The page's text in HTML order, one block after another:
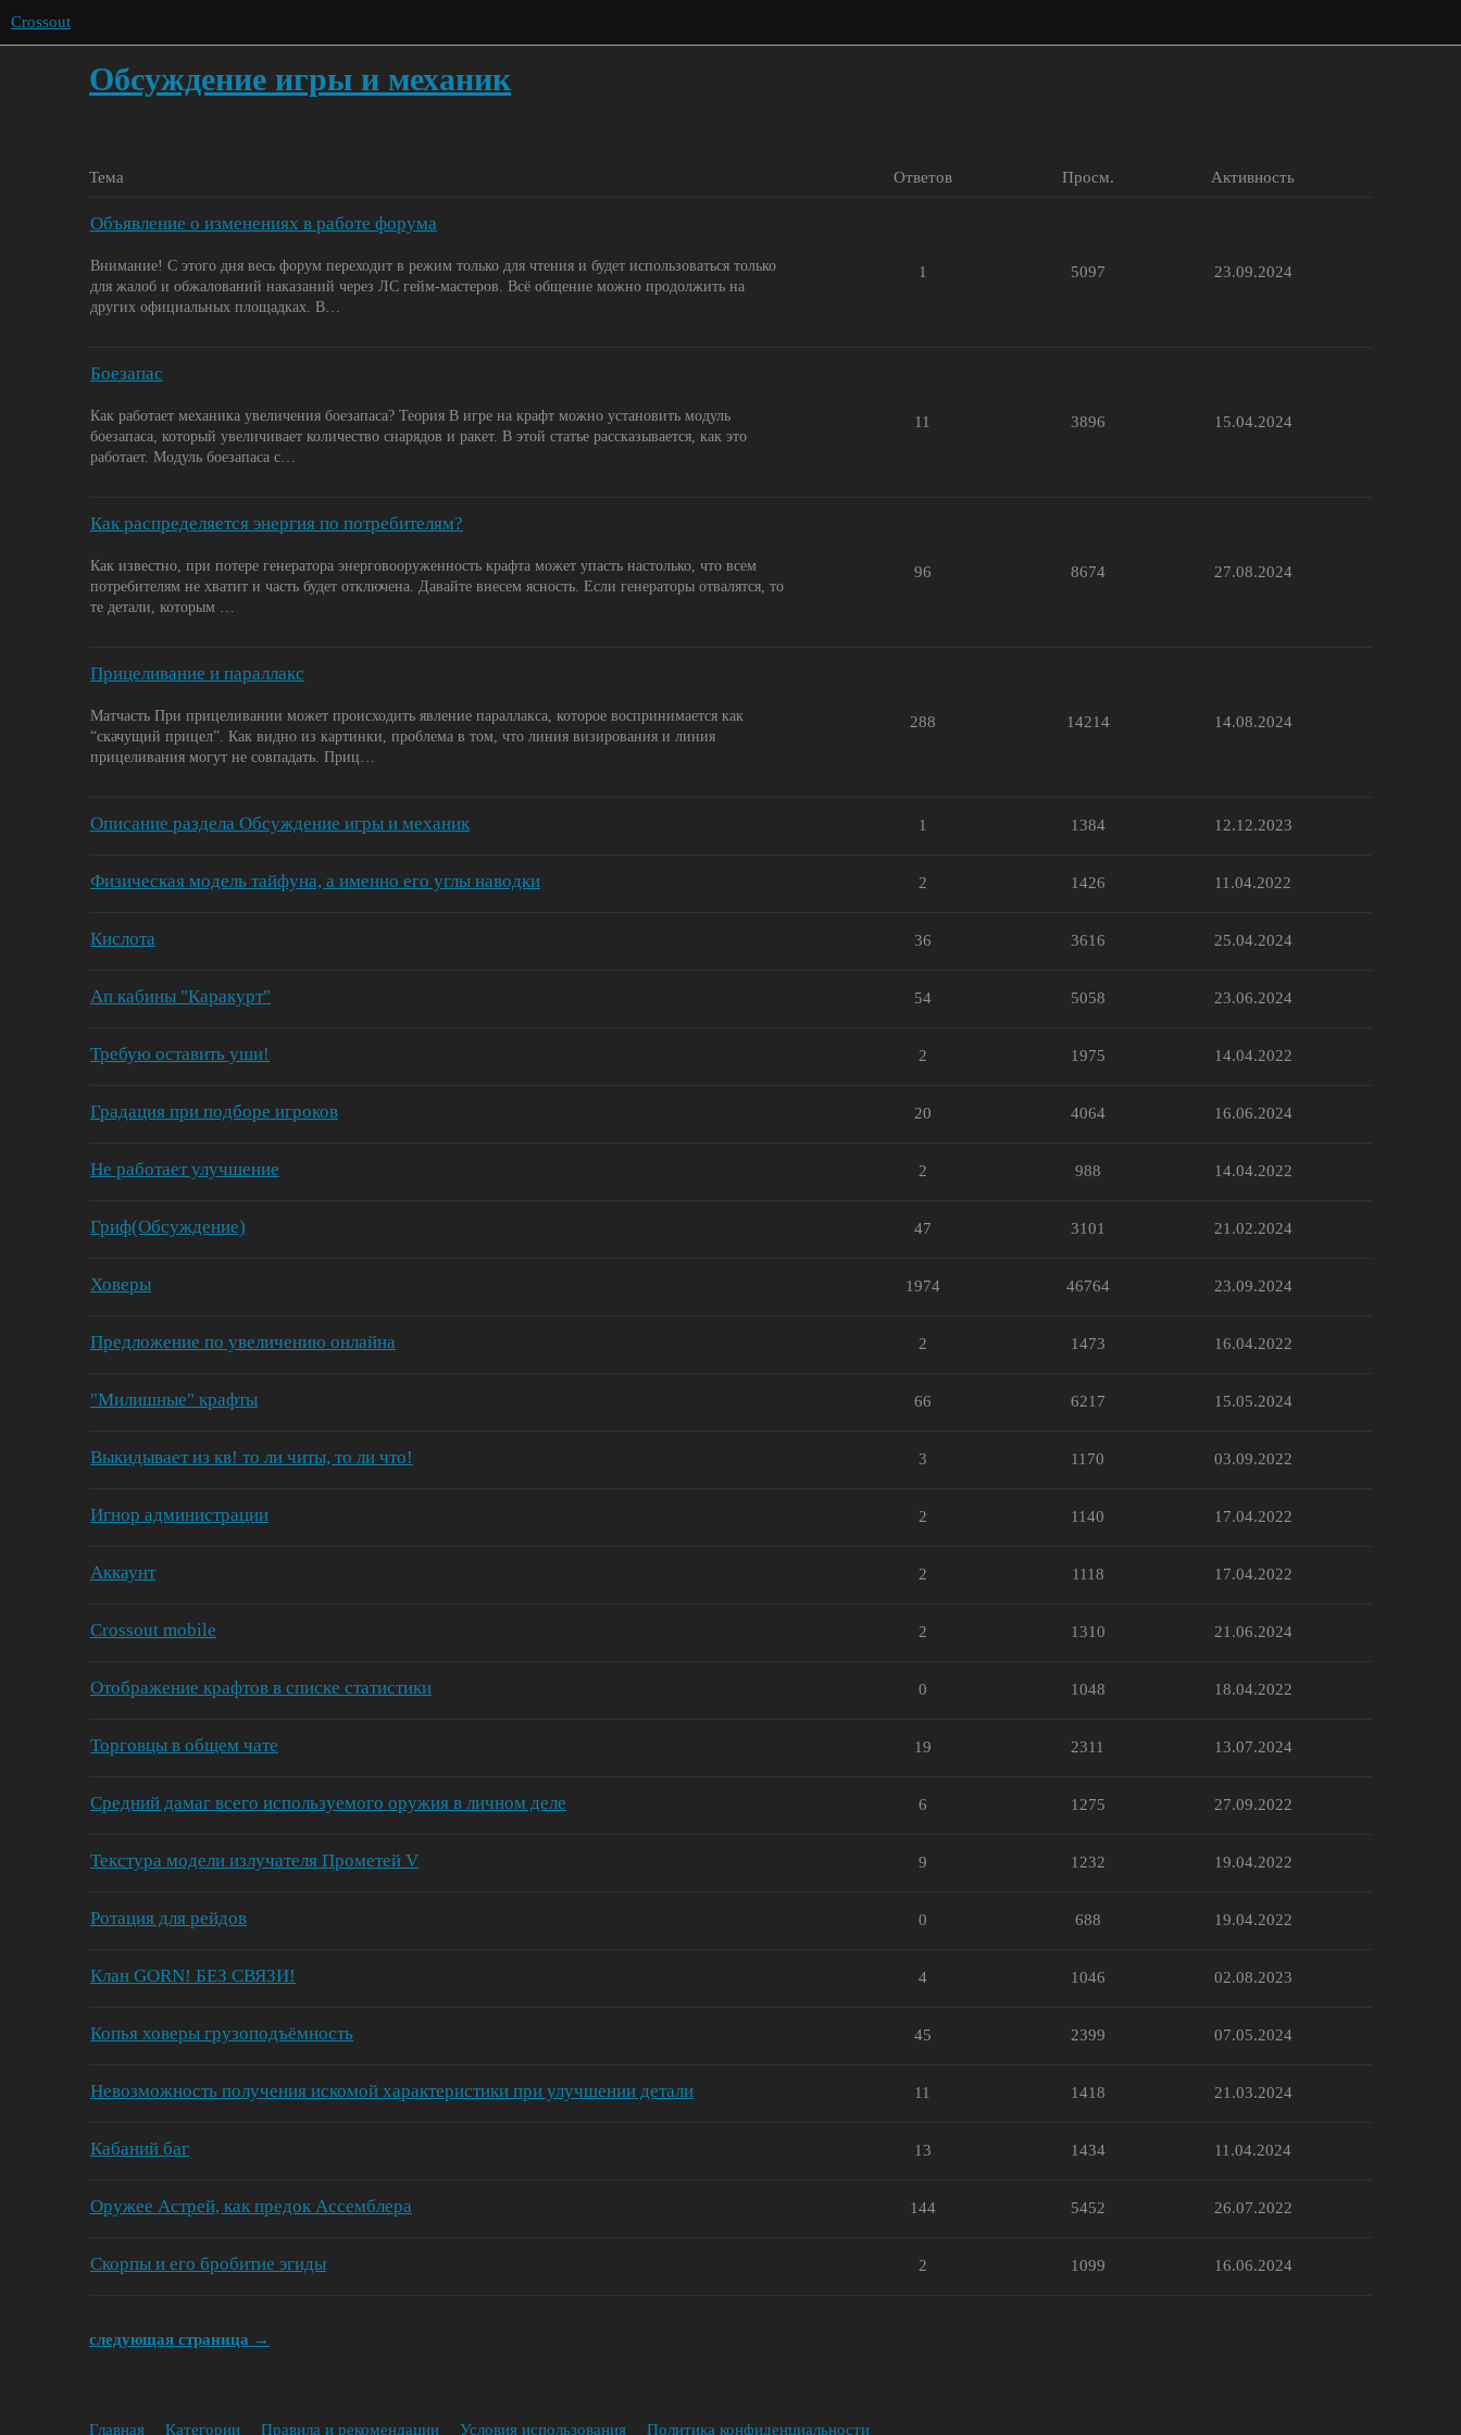
Crossout
Обсуждение игры и механик
Тема Ответов Просм. Активность
Объявление о изменениях в работе форума
Внимание! С этого дня весь форум переходит в режим только для чтения и будет использоваться только
для жалоб и обжалований наказаний через ЛС гейм-мастеров. Всё общение можно продолжить на
других официальных площадках. В…
1 5097 23.09.2024
Боезапас
Как работает механика увеличения боезапаса? Теория В игре на крафт можно установить модуль
боезапаса, который увеличивает количество снарядов и ракет. В этой статье рассказывается, как это
работает. Модуль боезапаса с…
11 3896 15.04.2024
Как распределяется энергия по потребителям?
Как известно, при потере генератора энерговооруженность крафта может упасть настолько, что всем
потребителям не хватит и часть будет отключена. Давайте внесем ясность. Если генераторы отвалятся, то
те детали, которым …
96 8674 27.08.2024
Прицеливание и параллакс
Матчасть При прицеливании может происходить явление параллакса, которое воспринимается как
“скачущий прицел”. Как видно из картинки, проблема в том, что линия визирования и линия
прицеливания могут не совпадать. Приц…
288 14214 14.08.2024
Описание раздела Обсуждение игры и механик 1 1384 12.12.2023
Физическая модель тайфуна, а именно его углы наводки 2 1426 11.04.2022
Кислота 36 3616 25.04.2024
Ап кабины "Каракурт" 54 5058 23.06.2024
Требую оставить уши! 2 1975 14.04.2022
Градация при подборе игроков 20 4064 16.06.2024
Не работает улучшение 2 988 14.04.2022
Гриф(Обсуждение) 47 3101 21.02.2024
Ховеры 1974 46764 23.09.2024
Предложение по увеличению онлайна 2 1473 16.04.2022
"Милишные" крафты 66 6217 15.05.2024
Выкидывает из кв! то ли читы, то ли что! 3 1170 03.09.2022
Игнор администрации 2 1140 17.04.2022
Аккаунт 2 1118 17.04.2022
Crossout mobilе 2 1310 21.06.2024
Отображение крафтов в списке статистики 0 1048 18.04.2022
Торговцы в общем чате 19 2311 13.07.2024
Средний дамаг всего используемого оружия в личном деле 6 1275 27.09.2022
Текстура модели излучателя Прометей V 9 1232 19.04.2022
Ротация для рейдов 0 688 19.04.2022
Клан GORN! БЕЗ СВЯЗИ! 4 1046 02.08.2023
Копья ховеры грузоподъёмность 45 2399 07.05.2024
Невозможность получения искомой характеристики при улучшении детали 11 1418 21.03.2024
Кабаний баг 13 1434 11.04.2024
Оружее Астрей, как предок Ассемблера 144 5452 26.07.2022
Скорпы и его бробитие эгиды 2 1099 16.06.2024
следующая страница →
Главная Категории Правила и рекомендации Условия использования Политика конфиденциальности